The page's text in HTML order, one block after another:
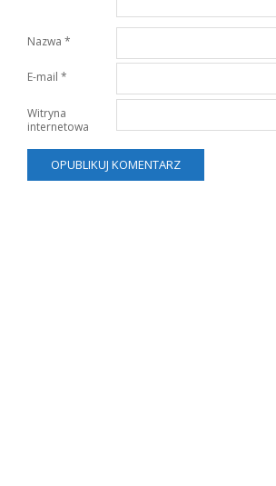
Nazwa *
E-mail *
Witryna
internetowa